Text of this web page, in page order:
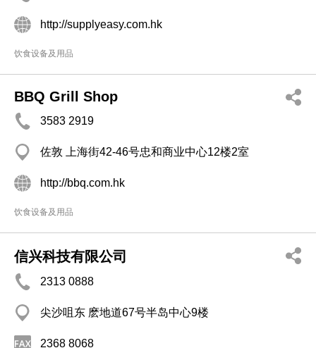
http://supplyeasy.com.hk
饮食设备及用品
BBQ Grill Shop
3583 2919
佐敦 上海街42-46号忠和商业中心12楼2室
http://bbq.com.hk
饮食设备及用品
信兴科技有限公司
2313 0888
尖沙咀东 麽地道67号半岛中心9楼
2368 8068